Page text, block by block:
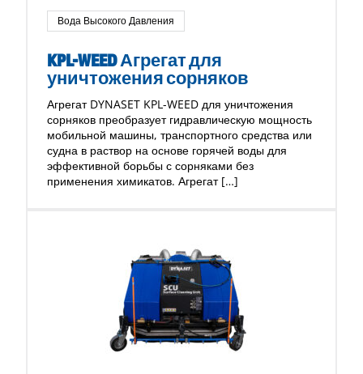
Вода Высокого Давления
KPL-WEED Агрегат для
уничтожения сорняков
Агрегат DYNASET KPL-WEED для уничтожения
сорняков преобразует гидравлическую мощность
мобильной машины, транспортного средства или
судна в раствор на основе горячей воды для
эффективной борьбы с сорняками без
применения химикатов. Агрегат […]